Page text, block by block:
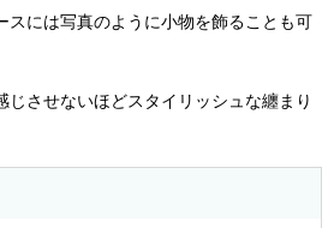
スには写真のように小物を飾ることも可
じさせないほどスタイリッシュな纏まり